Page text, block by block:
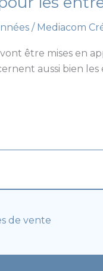
/ Mediacom
être mises en
aussi bien
de vente